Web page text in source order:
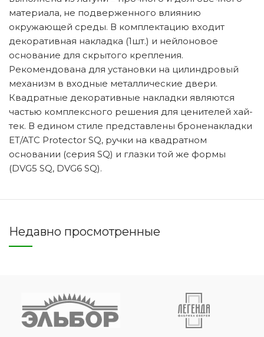
материала, не подверженного влиянию
окружающей среды. В комплектацию входит
декоративная накладка (1шт.) и нейлоновое
основание для скрытого крепления.
Рекомендована для установки на цилиндровый
механизм в входные металлические двери.
Квадратные декоративные накладки являются
частью комплексного решения для ценителей хай-
тек. В едином стиле представлены броненакладки
ET/ATC Protector SQ, ручки на квадратном
основании (серия SQ) и глазки той же формы
(DVG5 SQ, DVG6 SQ).
Недавно просмотренные